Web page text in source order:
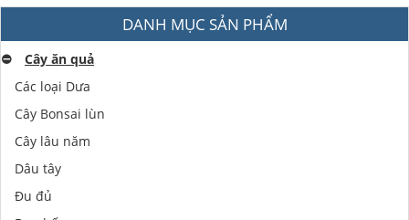
DANH MỤC SẢN PHẨM
⛔️
Cây ăn quả
Các loại Dưa
Cây Bonsai lùn
Cây lâu năm
Dâu tây
Đu đủ